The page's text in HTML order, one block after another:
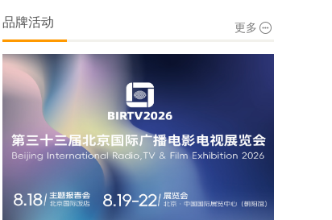
品牌活动 更多